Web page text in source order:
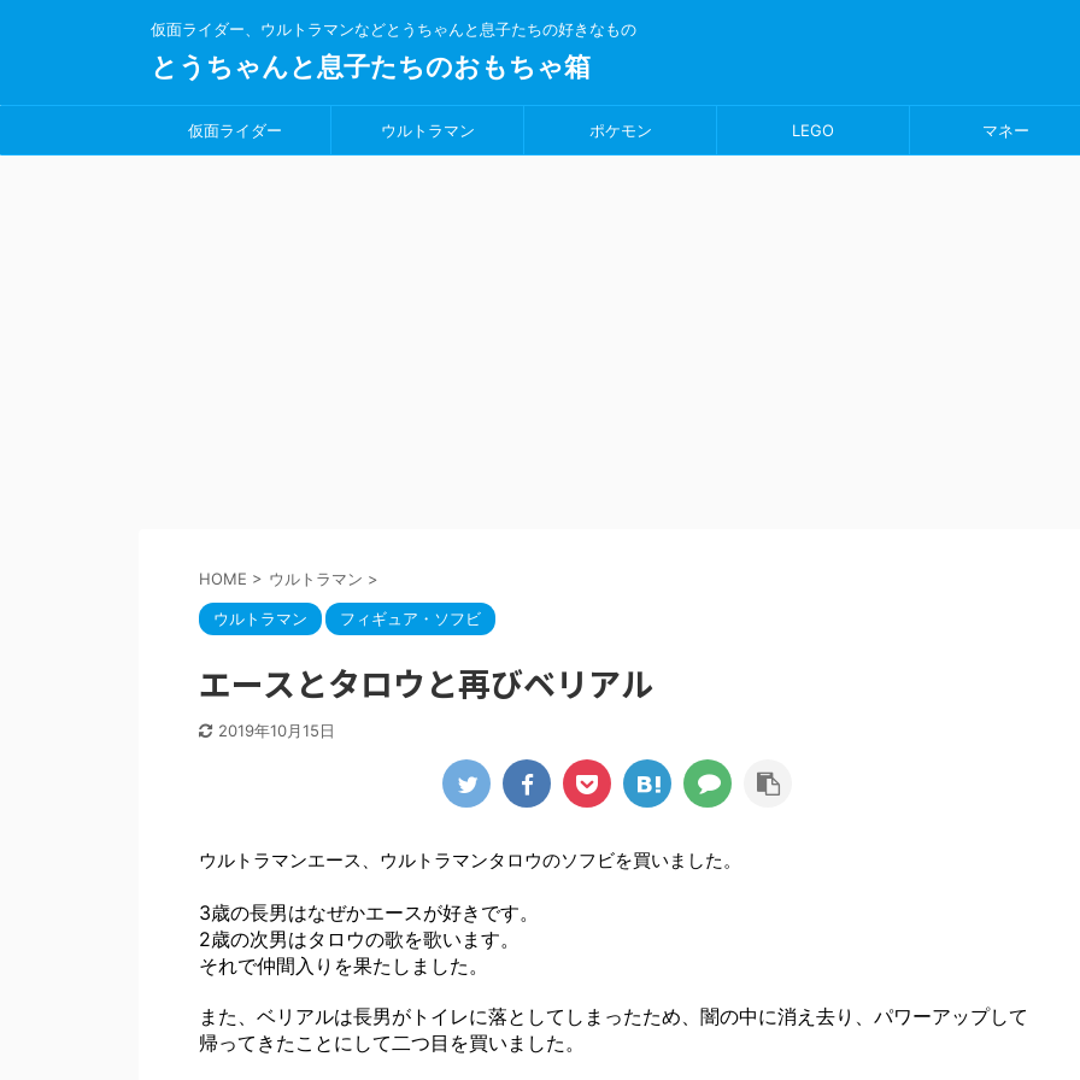
仮面ライダー、ウルトラマンなどとうちゃんと息子たちの好きなもの
とうちゃんと息子たちのおもちゃ箱
仮面ライダー ウルトラマン ポケモン LEGO マネー
HOME > ウルトラマン >
ウルトラマン フィギュア・ソフビ
エースとタロウと再びベリアル
2019年10月15日
ウルトラマンエース、ウルトラマンタロウのソフビを買いました。
3歳の長男はなぜかエースが好きです。
2歳の次男はタロウの歌を歌います。
それで仲間入りを果たしました。
また、ベリアルは長男がトイレに落としてしまったため、闇の中に消え去り、パワーアップして
帰ってきたことにして二つ目を買いました。